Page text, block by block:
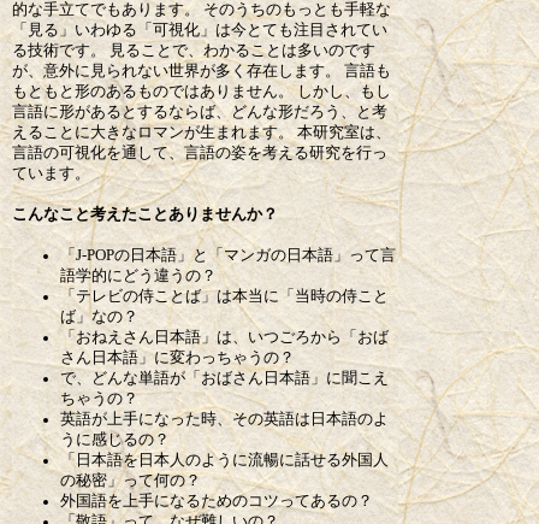
的な手立てでもあります。 そのうちのもっとも手軽な
「見る」いわゆる「可視化」は今とても注目されてい
る技術です。 見ることで、わかることは多いのです
が、意外に見られない世界が多く存在します。 言語も
もともと形のあるものではありません。 しかし、もし
言語に形があるとするならば、どんな形だろう、と考
えることに大きなロマンが生まれます。 本研究室は、
言語の可視化を通して、言語の姿を考える研究を行っ
ています。
こんなこと考えたことありませんか？
「J-POPの日本語」と「マンガの日本語」って言
語学的にどう違うの？
「テレビの侍ことば」は本当に「当時の侍こと
ば」なの？
「おねえさん日本語」は、いつごろから「おば
さん日本語」に変わっちゃうの？
で、どんな単語が「おばさん日本語」に聞こえ
ちゃうの？
英語が上手になった時、その英語は日本語のよ
うに感じるの？
「日本語を日本人のように流暢に話せる外国人
の秘密」って何の？
外国語を上手になるためのコツってあるの？